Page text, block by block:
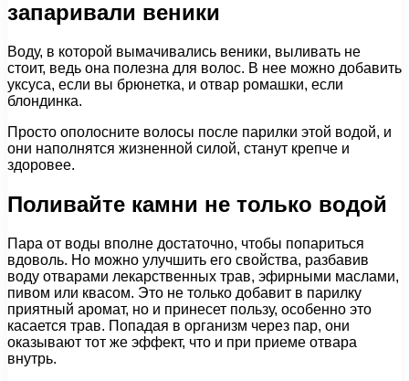
запаривали веники
Воду, в которой вымачивались веники, выливать не
стоит, ведь она полезна для волос. В нее можно добавить
уксуса, если вы брюнетка, и отвар ромашки, если
блондинка.
Просто ополосните волосы после парилки этой водой, и
они наполнятся жизненной силой, станут крепче и
здоровее.
Поливайте камни не только водой
Пара от воды вполне достаточно, чтобы попариться
вдоволь. Но можно улучшить его свойства, разбавив
воду отварами лекарственных трав, эфирными маслами,
пивом или квасом. Это не только добавит в парилку
приятный аромат, но и принесет пользу, особенно это
касается трав. Попадая в организм через пар, они
оказывают тот же эффект, что и при приеме отвара
внутрь.